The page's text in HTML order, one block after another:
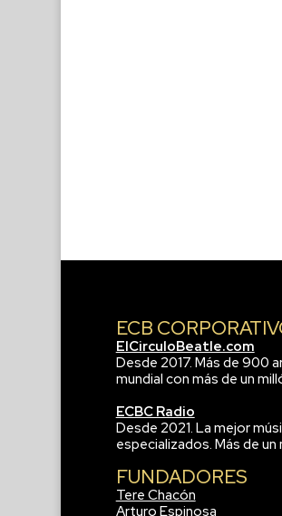
ECB
ElCirculoBeatle.com
Desde 2017. Más de 900
mundial con más de un
ECBC Radio
Desde 2021. La mejor
especializados. Más de
FUNDADORES
Tere Chacón
Arturo Espinosa